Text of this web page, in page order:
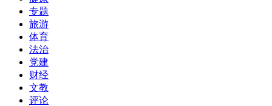
专题
旅游
体育
法治
党建
财经
文教
评论